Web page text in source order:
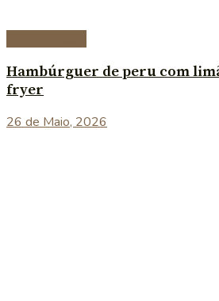
Hambúrguer de peru com
fryer
26 de Maio, 2026